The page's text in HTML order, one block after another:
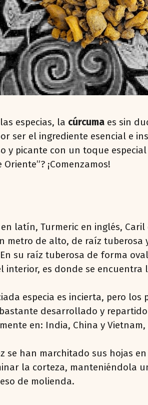
especias, la cúrcuma es sin
ser el ingrediente esencial e
y picante con un toque
¡Comenzamos!
latín, Turmeric en inglés,
metro de alto, de raíz
su raíz tuberosa de forma
interior, es donde se
especia es incierta, pero
desarrollado y
en: India, China y
se han marchitado sus hojas
la corteza, manteniéndola
de molienda.